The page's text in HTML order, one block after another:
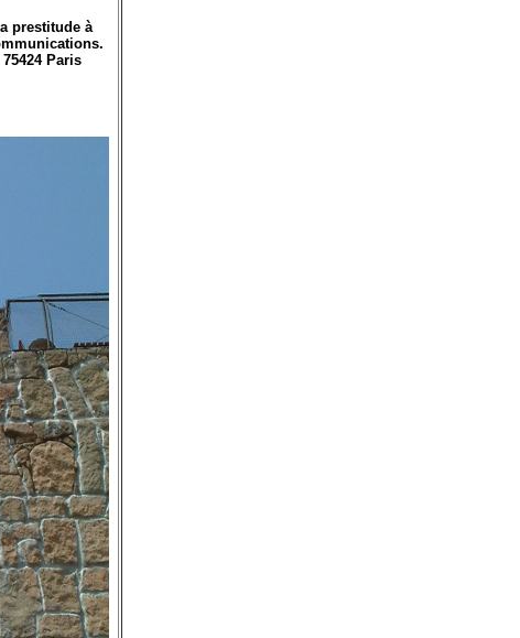
prestitude à
Paris